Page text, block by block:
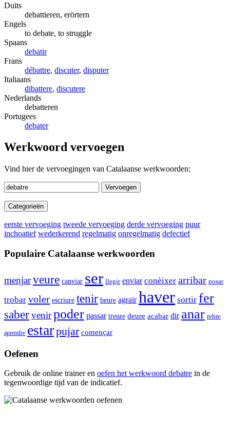
Duits
debattieren, erörtern
Engels
to debate, to struggle
Spaans
debatir
Frans
débattre, discuter, disputer
Italiaans
dibattere, discutere
Nederlands
debatteren
Portugees
debater
Werkwoord vervoegen
Vind hier de vervoegingen van Catalaanse werkwoorden:
Vervoegen
Categorieën
eerste vervoeging tweede vervoeging derde vervoeging puur
inchoatief wederkerend regelmatig onregelmatig defectief
Populaire Catalaanse werkwoorden
menjarveure canviar ser llegir enviar conèixer arribar posar
trobar voler escriure tenir beure agrair haver sortir fer
sabervenirpoder passar treure deure acabar dir anar rebre
aprendre estarpujar començar
Oefenen
Gebruik de online trainer en oefen het werkwoord debatre in de
tegenwoordige tijd van de indicatief.